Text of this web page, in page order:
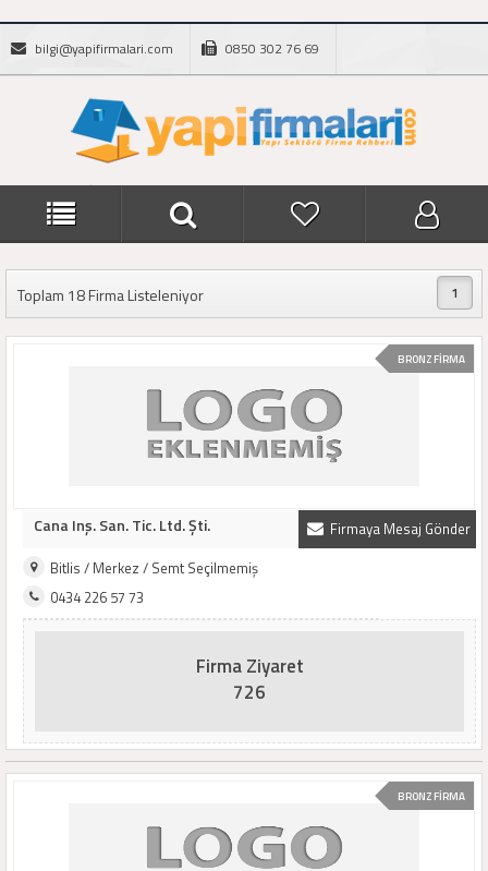
bilgi@yapifirmalari.com 0850 302 76 69
Toplam 18 Firma Listeleniyor 1
BRONZ FİRMA
Firmaya Mesaj Gönder
Cana Inş. San. Tic. Ltd. Şti.
Bitlis / Merkez / Semt Seçilmemiş
0434 226 57 73
Firma Ziyaret
726
BRONZ FİRMA